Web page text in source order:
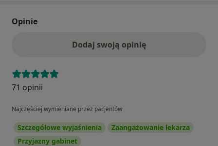
Opinie
Dodaj swoją opinię
71 opinii
Najczęściej wymieniane przez pacjentów
Szczegółowe wyjaśnienia
Zaangażowanie lekarza
Przyjazny gabinet